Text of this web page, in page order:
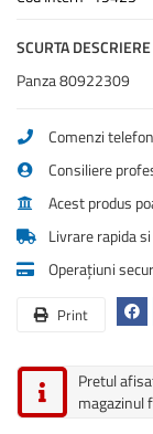
SCURTA DESCRIERE
Panza 80922309
Comenzi
Consiliere
Acest produs
Livrare rapida
Operațiuni
Print
Pretul
magazinul